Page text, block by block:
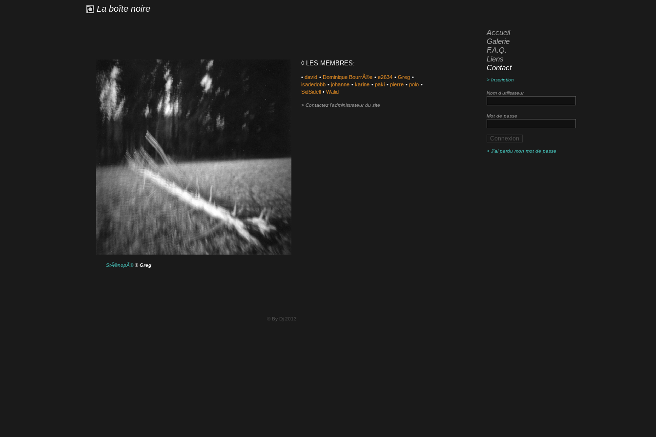
La boîte noire
Accueil
Galerie
F.A.Q.
Liens
Contact
> Inscription
Nom d'utilisateur
Mot de passe
> J'ai perdu mon mot de passe
StÃ©nopÃ©©Greg
◊ LES MEMBRES:
• david • Dominique BourrÃ©e • e2634 • Greg •
isadedobb • johanne • karine • paki • pierre • polo •
SidSidell • Walid
> Contactez l'administrateur du site
© By Dj 2013